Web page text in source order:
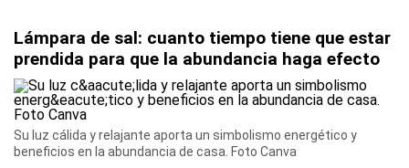
Lámpara de sal: cuanto tiempo tiene que estar
prendida para que la abundancia haga efecto
Su luz cálida y relajante aporta un simbolismo energético y
beneficios en la abundancia de casa. Foto Canva